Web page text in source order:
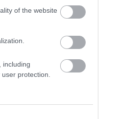
of the website
including
protection.
a
a